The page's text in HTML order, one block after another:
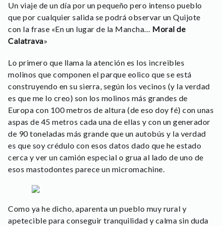
Un viaje de un día por un pequeño pero intenso pueblo
que por cualquier salida se podrá observar un Quijote
con la frase «En un lugar de la Mancha… Moral de
Calatrava»
Lo primero que llama la atención es los increibles
molinos que componen el parque eolico que se está
construyendo en su sierra, según los vecinos (y la verdad
es que me lo creo) son los molinos más grandes de
Europa con 100 metros de altura (de eso doy fé) con unas
aspas de 45 metros cada una de ellas y con un generador
de 90 toneladas más grande que un autobús y la verdad
es que soy crédulo con esos datos dado que he estado
cerca y ver un camión especial o grua al lado de uno de
esos mastodontes parece un micromachine.
Como ya he dicho, aparenta un pueblo muy rural y
apetecible para conseguir tranquilidad y calma sin duda